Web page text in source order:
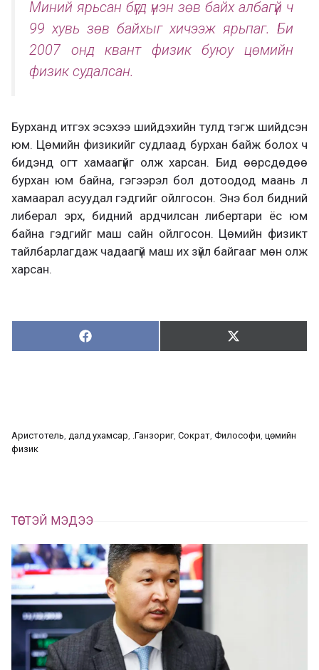
Миний ярьсан бүгд үнэн зөв байх албагүй ч
99 хувь зөв байхыг хичээж ярьпаг. Би
2007 онд квант физик буюу цөмийн
физик судалсан.
Бурханд итгэх эсэхээ шийдэхийн тулд тэгж шийдсэн
юм. Цөмийн физикийг судлаад бурхан байж болох ч
бидэнд огт хамаагүйг олж харсан. Бид өөрсдөдөө
бурхан юм байна, гэгээрэл бол дотоодод маань л
хамаарал асуудал гэдгийг ойлгосон. Энэ бол бидний
либерал эрх, бидний ардчилсан либертари ёс юм
байна гэдгийг маш сайн ойлгосон. Цөмийн физикт
тайлбарлагдаж чадаагүй маш их зүйл байгааг мөн олж
харсан.
Хуваалцах:
Х
у
х
Түгээх:
Т
Аристотель, далд ухамсар, Ө.Ганзориг, Сократ, Философи, цөмийн
физик
ТӨСТЭЙ МЭДЭЭ